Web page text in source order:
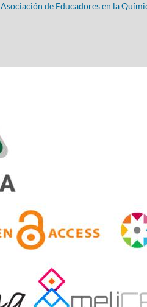
Asociación de Educadores en la